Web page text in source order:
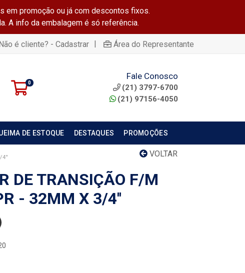
em promoção ou já com descontos fixos.
A info da embalagem é só referência.
é cliente? - Cadastrar | Área do Representante
0
Fale Conosco
(21) 3797-6700
(21) 97156-4050
DE ESTOQUE DESTAQUES PROMOÇÕES
VOLTAR
4''
DE TRANSIÇÃO F/M
- 32MM X 3/4''